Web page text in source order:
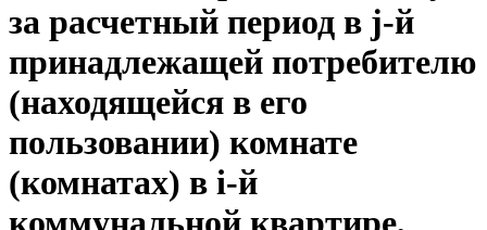
за расчетный период в j-й
принадлежащей потребителю
(находящейся в его
пользовании) комнате
(комнатах) в i-й